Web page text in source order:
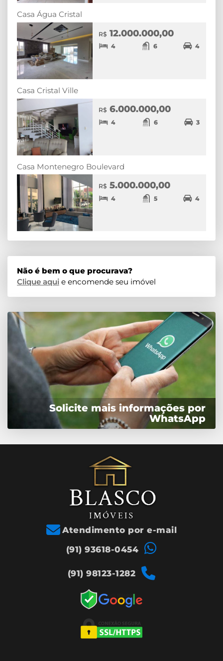
Casa Água Cristal
R$ 12.000.000,00
4 6 4
Casa Cristal Ville
R$ 6.000.000,00
4 6 3
Casa Montenegro Boulevard
R$ 5.000.000,00
4 5 4
Não é bem o que procurava?
Clique aqui e encomende seu imóvel
Solicite mais informações por
WhatsApp
Atendimento por e-mail
(91) 93618-0454
(91) 98123-1282